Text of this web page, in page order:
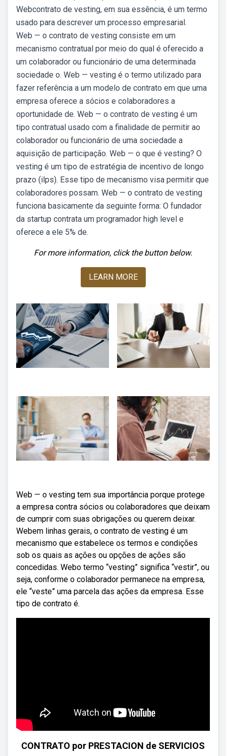
Webcontrato de vesting, em sua essência, é um termo
usado para descrever um processo empresarial.
Web — o contrato de vesting consiste em um
mecanismo contratual por meio do qual é oferecido a
um colaborador ou funcionário de uma determinada
sociedade o. Web — vesting é o termo utilizado para
fazer referência a um modelo de contrato em que uma
empresa oferece a sócios e colaboradores a
oportunidade de. Web — o contrato de vesting é um
tipo contratual usado com a finalidade de permitir ao
colaborador ou funcionário de uma sociedade a
aquisição de participação. Web — o que é vesting? O
vesting é um tipo de estratégia de incentivo de longo
prazo (ilps). Esse tipo de mecanismo visa permitir que
colaboradores possam. Web — o contrato de vesting
funciona basicamente da seguinte forma: O fundador
da startup contrata um programador high level e
oferece a ele 5% de.
For more information, click the button below.
LEARN MORE
Web — o vesting tem sua importância porque protege
a empresa contra sócios ou colaboradores que deixam
de cumprir com suas obrigações ou querem deixar.
Webem linhas gerais, o contrato de vesting é um
mecanismo que estabelece os termos e condições
sob os quais as ações ou opções de ações são
concedidas. Webo termo “vesting” significa “vestir”, ou
seja, conforme o colaborador permanece na empresa,
ele “veste” uma parcela das ações da empresa. Esse
tipo de contrato é.
CONTRATO por PRESTACION de SERVICIOS